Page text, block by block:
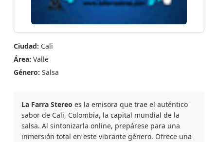
Ciudad: Cali
Área: Valle
Género: Salsa
La Farra Stereo es la emisora que trae el auténtico
sabor de Cali, Colombia, la capital mundial de la
salsa. Al sintonizarla online, prepárese para una
inmersión total en este vibrante género. Ofrece una